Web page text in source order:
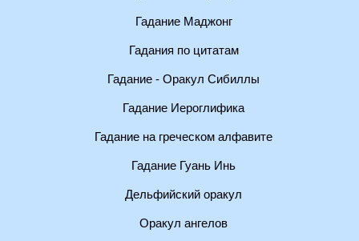
Гадание Маджонг
Гадания по цитатам
Гадание - Оракул Сибиллы
Гадание Иероглифика
Гадание на греческом алфавите
Гадание Гуань Инь
Дельфийский оракул
Оракул ангелов